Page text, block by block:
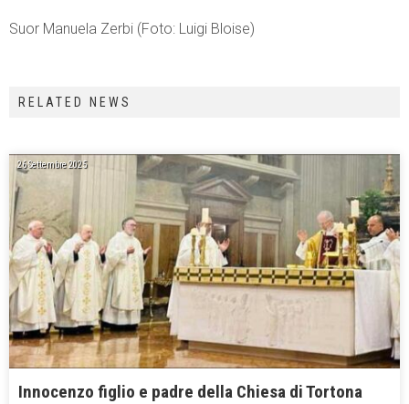
Suor Manuela Zerbi (Foto: Luigi Bloise)
RELATED NEWS
26 Settembre 2025
Innocenzo figlio e padre della Chiesa di Tortona